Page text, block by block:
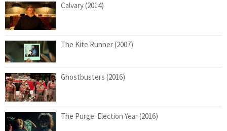
Calvary (2014)
The Kite Runner (2007)
Ghostbusters (2016)
The Purge: Election Year (2016)